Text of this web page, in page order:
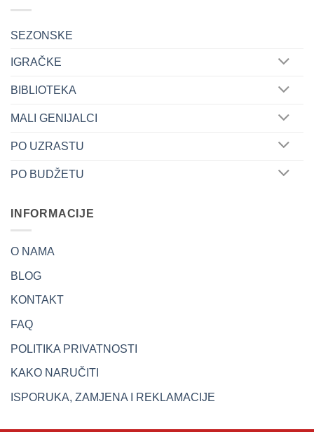
SEZONSKE
IGRAČKE
BIBLIOTEKA
MALI GENIJALCI
PO UZRASTU
PO BUDŽETU
INFORMACIJE
O NAMA
BLOG
KONTAKT
FAQ
POLITIKA PRIVATNOSTI
KAKO NARUČITI
ISPORUKA, ZAMJENA I REKLAMACIJE